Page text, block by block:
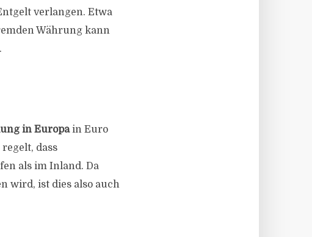
verlangen. Etwa
Währung kann
in Europain Euro
dass
als im Inland. Da
wird, ist dies also auch